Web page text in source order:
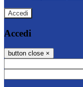
Accedi
Accedi
button close ×